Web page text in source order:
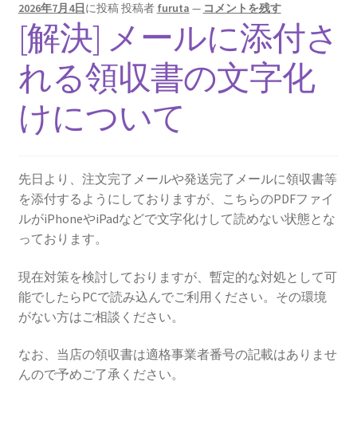
2026年7月4日に投稿投稿者 furuta — コメントを残す
[解決] メールに添付さ
れる領収書の文字化
けについて
先日より、注文完了メールや発送完了メールに領収書等
を添付するようにしておりますが、こちらのPDFファイ
ルがiPhoneやiPadなどで文字化けして読めない状態とな
っております。
現在対策を検討しておりますが、暫定的な対処として可
能でしたらPCで読み込んでご利用ください。その環境
がない方はご相談ください。
なお、当店の領収書は適格事業者番号の記載はありませ
んので予めご了承ください。